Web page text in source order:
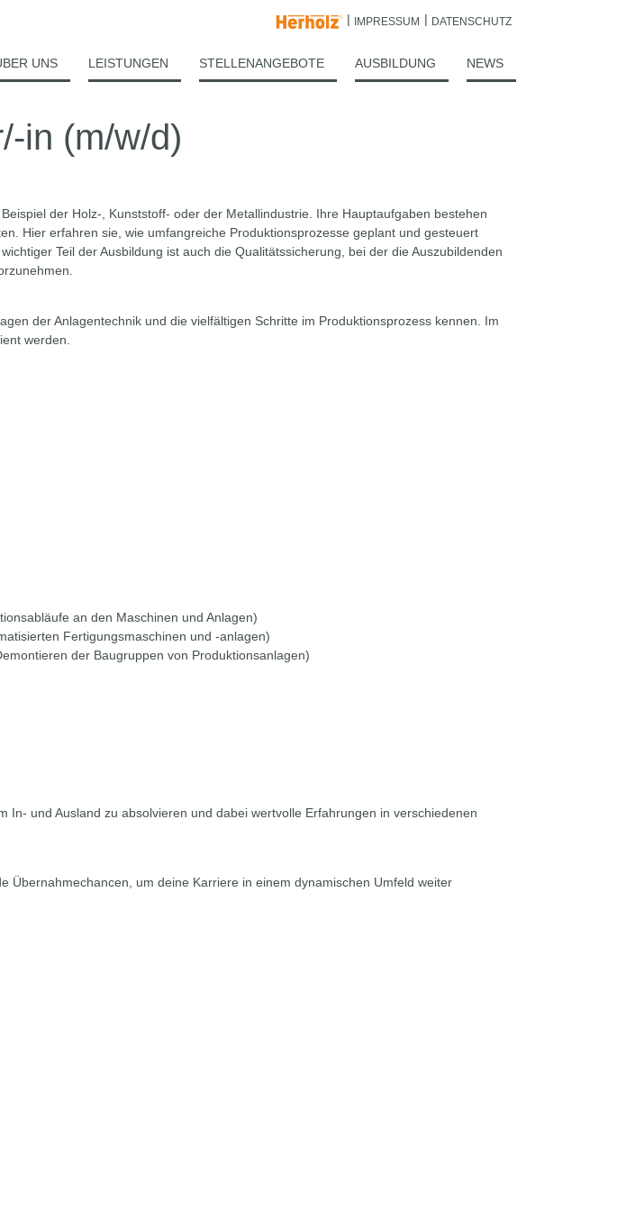
IMPRESSUM DATENSCHUTZ
UNS LEISTUNGEN STELLENANGEBOTE AUSBILDUNG NEWS
in (m/w/d)
der Holz-, Kunststoff- oder der Metallindustrie. Ihre Hauptaufgaben bestehen
Hier erfahren sie, wie umfangreiche Produktionsprozesse geplant und gesteuert
Teil der Ausbildung ist auch die Qualitätssicherung, bei der die Auszubildenden
der Anlagentechnik und die vielfältigen Schritte im Produktionsprozess kennen. Im
werden.
an den Maschinen und Anlagen)
Fertigungsmaschinen und ‑anlagen)
der Baugruppen von Produktionsanlagen)
und Ausland zu absolvieren und dabei wertvolle Erfahrungen in verschiedenen
Übernahmechancen, um deine Karriere in einem dynamischen Umfeld weiter